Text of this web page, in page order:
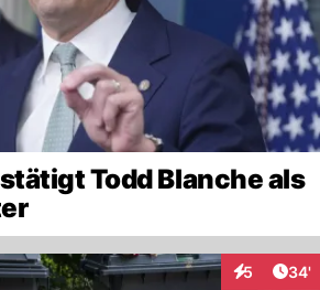
Todd Blanche als
5 34'